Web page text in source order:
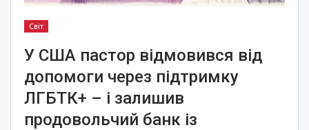
Світ
У США пастор відмовився від
допомоги через підтримку
ЛГБТК+ – і залишив
продовольчий банк із